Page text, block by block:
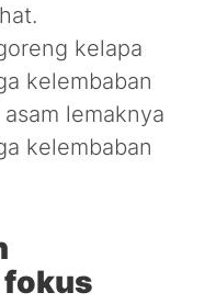
kelapa
kelembaban
lemaknya
kelembaban
fokus